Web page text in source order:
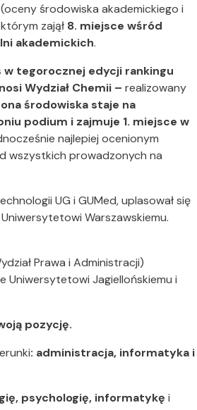
(oceny środowiska akademickiego i
zajął 8. miejsce wśród
akademickich.
w tegorocznej edycji rankingu
Wydział Chemii –realizowany
środowiska staje na
podium i zajmuje 1. miejsce w
najlepiej ocenionym
wszystkich prowadzonych na
UG i GUMed, uplasował się
Warszawskiemu.
Prawa i Administracji)
Uniwersytetowi Jagiellońskiemu i
pozycję.
: administracja, informatyka i
psychologię, informatykę i